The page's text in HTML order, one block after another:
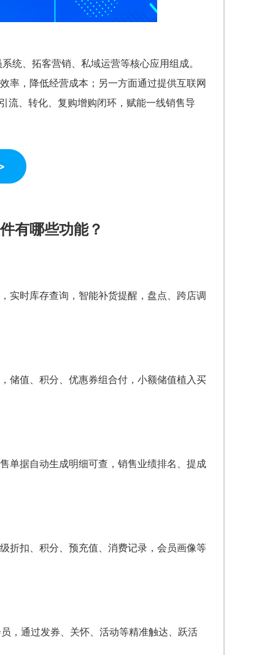
统、拓客营销、私域运营等核心应用组成。
率，降低经营成本；另一方面通过提供互联网
流、转化、复购增购闭环，赋能一线销售导
有哪些功能？
实时库存查询，智能补货提醒，盘点、跨店调
储值、积分、优惠券组合付，小额储值植入买
单据自动生成明细可查，销售业绩排名、提成
折扣、积分、预充值、消费记录，会员画像等
，通过发券、关怀、活动等精准触达、跃活